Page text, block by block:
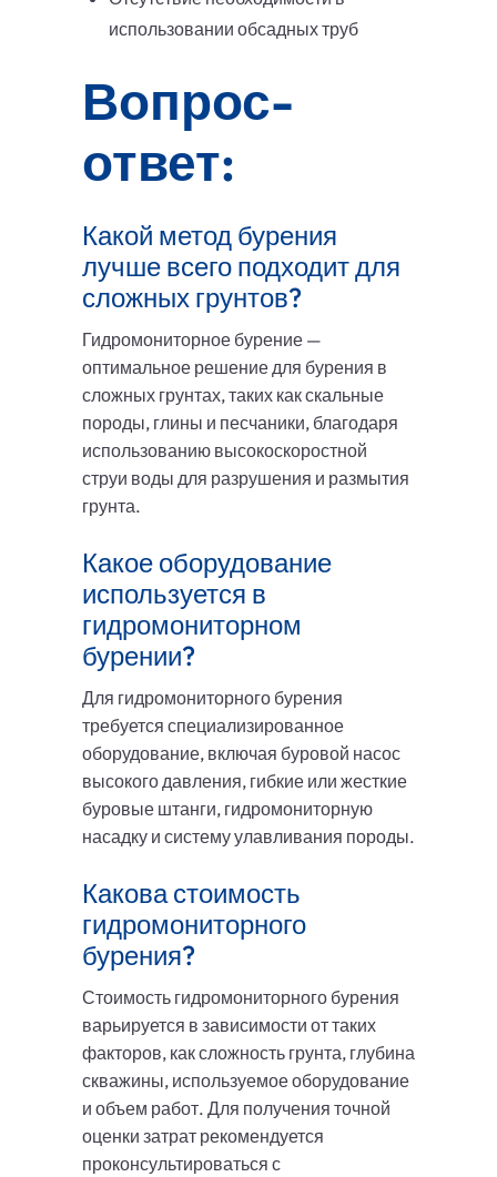
использовании обсадных труб
Вопрос-
ответ:
Какой метод бурения
лучше всего подходит для
сложных грунтов?
Гидромониторное бурение —
оптимальное решение для бурения в
сложных грунтах, таких как скальные
породы, глины и песчаники, благодаря
использованию высокоскоростной
струи воды для разрушения и размытия
грунта.
Какое оборудование
используется в
гидромониторном
бурении?
Для гидромониторного бурения
требуется специализированное
оборудование, включая буровой насос
высокого давления, гибкие или жесткие
буровые штанги, гидромониторную
насадку и систему улавливания породы.
Какова стоимость
гидромониторного
бурения?
Стоимость гидромониторного бурения
варьируется в зависимости от таких
факторов, как сложность грунта, глубина
скважины, используемое оборудование
и объем работ. Для получения точной
оценки затрат рекомендуется
проконсультироваться с